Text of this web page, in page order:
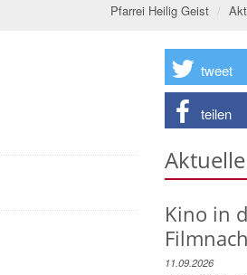
Pfarrei Heilig Geist
tweet
teilen
Kino in
11.09.2026